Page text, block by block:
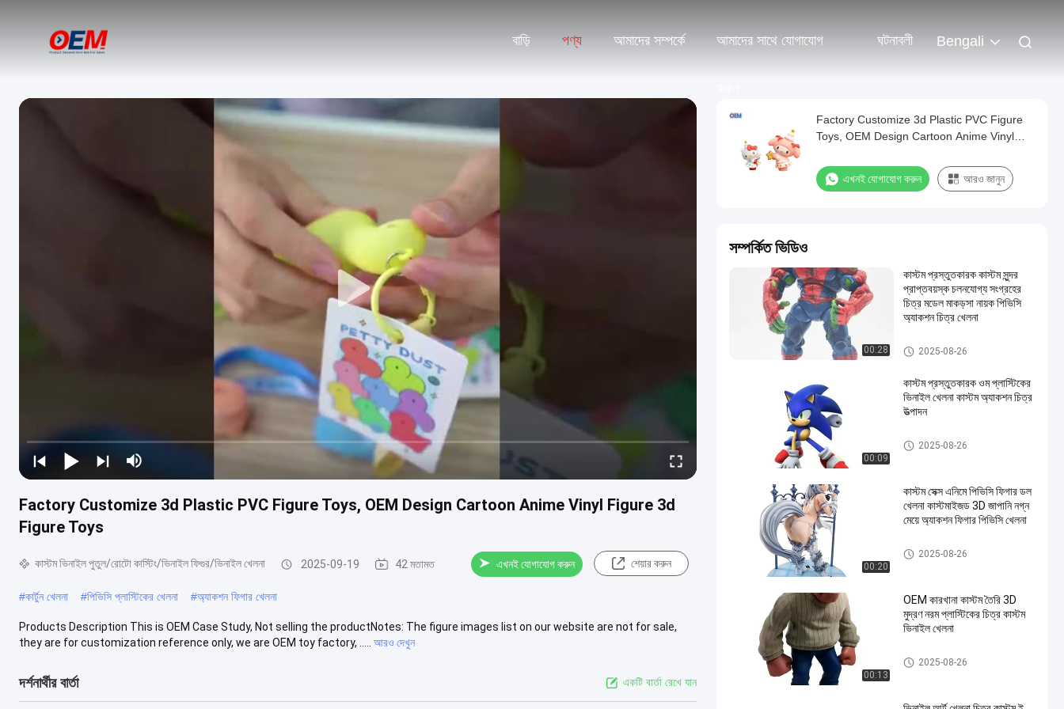
বাড়ি পণ্য আমাদের সম্পর্কে আমাদের সাথে যোগাযোগ ঘটনাবলী Bengali
Factory Customize 3d Plastic PVC Figure Toys, OEM Design Cartoon Anime Vinyl Figure 3d
Figure Toys
কাস্টম ভিনাইল পুতুল/রোটো কাস্টিং/ভিনাইল ফিগুর/ভিনাইল খেলনা 2025-09-19 42 মতামত এখনই যোগাযোগ করুন শেয়ার করুন
#কার্টুন খেলনা #পিভিসি প্লাস্টিকের খেলনা #অ্যাকশন ফিগার খেলনা
Products Description This is OEM Case Study, Not selling the productNotes: The figure images list on our website are not for sale,
they are for customization reference only, we are OEM toy factory, .....
আরও দেখুন
দর্শনার্থীর বার্তা একটি বার্তা রেখে যান
Factory Customize 3d Plastic PVC Figure
Toys, OEM Design Cartoon Anime Vinyl
এখনই যোগাযোগ করুন আরও জানুন
সম্পর্কিত ভিডিও
00:28
কাস্টম প্রস্তুতকারক কাস্টম সুন্দর
প্রাপ্তবয়স্ক চলনযোগ্য সংগ্রহের
চিত্র মডেল মাকড়সা নায়ক পিভিসি
অ্যাকশন চিত্র খেলনা
প্লাস্টিকের চিত্র/চিত্র/চিত্র/চিত্র
2025-08-26
00:09
কাস্টম প্রস্তুতকারক ওম প্লাস্টিকের
ভিনাইল খেলনা কাস্টম অ্যাকশন চিত্র
উত্পাদন
কাস্টম ভিনাইল পুতুল/রোটো কাস্টিং/ভিনাইল
ফিগুর/ভিনাইল খেলনা
2025-08-26
00:20
কাস্টম সেক্স এনিমে পিভিসি ফিগার ডল
খেলনা কাস্টমাইজড 3D জাপানি নগ্ন
মেয়ে অ্যাকশন ফিগার পিভিসি খেলনা
কাস্টম ভিনাইল পুতুল/রোটো কাস্টিং/ভিনাইল
ফিগুর/ভিনাইল খেলনা
2025-08-26
00:13
OEM কারখানা কাস্টম তৈরি 3D
মুদ্রণ নরম প্লাস্টিকের চিত্র কাস্টম
ভিনাইল খেলনা
কাস্টম ভিনাইল পুতুল/রোটো কাস্টিং/ভিনাইল
ফিগুর/ভিনাইল খেলনা
2025-08-26